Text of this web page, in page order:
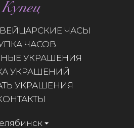
ЧАСЫ
ЧАСОВ
УКРАШЕНИЯ
УКРАШЕНИЙ
УКРАШЕНИЯ